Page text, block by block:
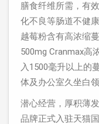
膳食纤维所需，有
化不良等肠道不健
越莓粉含有高浓缩
500mg Cranmax高
入1500毫升以上的
体及办公室久坐白
潜心经营，厚积薄
品牌正式入驻天猫